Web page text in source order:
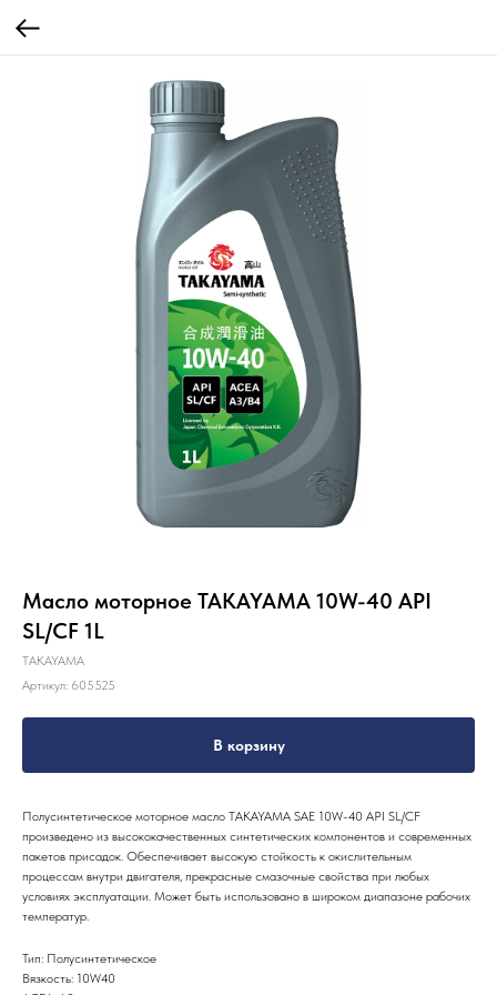
Масло моторное TAKAYAMA 10W-40 API
SL/CF 1L
TAKAYAMA
Артикул: 605525
В корзину
Полусинтетическое моторное масло TAKAYAMA SAE 10W-40 API SL/CF
произведено из высококачественных синтетических компонентов и современных
пакетов присадок. Обеспечивает высокую стойкость к окислительным
процессам внутри двигателя, прекрасные смазочные свойства при любых
условиях эксплуатации. Может быть использовано в широком диапазоне рабочих
температур.
Тип: Полусинтетическое
Вязкость: 10W40